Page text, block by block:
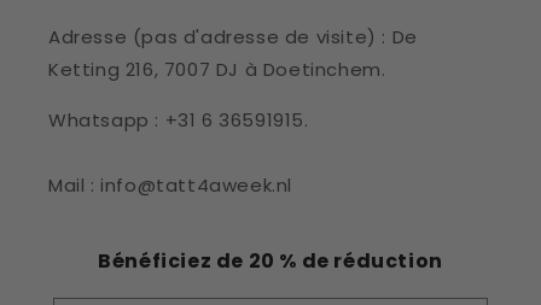
Adresse (pas d'adresse de visite) : De
Ketting 216, 7007 DJ à Doetinchem.
Whatsapp : +31 6 36591915.
Mail : info@tatt4aweek.nl
Bénéficiez de 20 % de réduction